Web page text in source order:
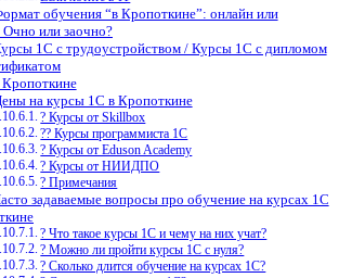
обучения “в Кропоткине”: онлайн или
Очно или заочно?
1С с трудоустройством / Курсы 1С с дипломом
Кропоткине
на курсы 1С в Кропоткине
? Курсы от Skillbox
?‍? Курсы программиста 1С
? Курсы от Eduson Academy
? Курсы от НИИДПО
? Примечания
задаваемые вопросы про обучение на курсах 1С
? Что такое курсы 1С и чему на них учат?
? Можно ли пройти курсы 1С с нуля?
? Сколько длится обучение на курсах 1С?